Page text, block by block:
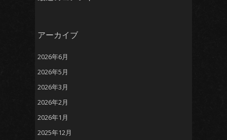
アーカイブ
2026年6月
2026年5月
2026年3月
2026年2月
2026年1月
2025年12月